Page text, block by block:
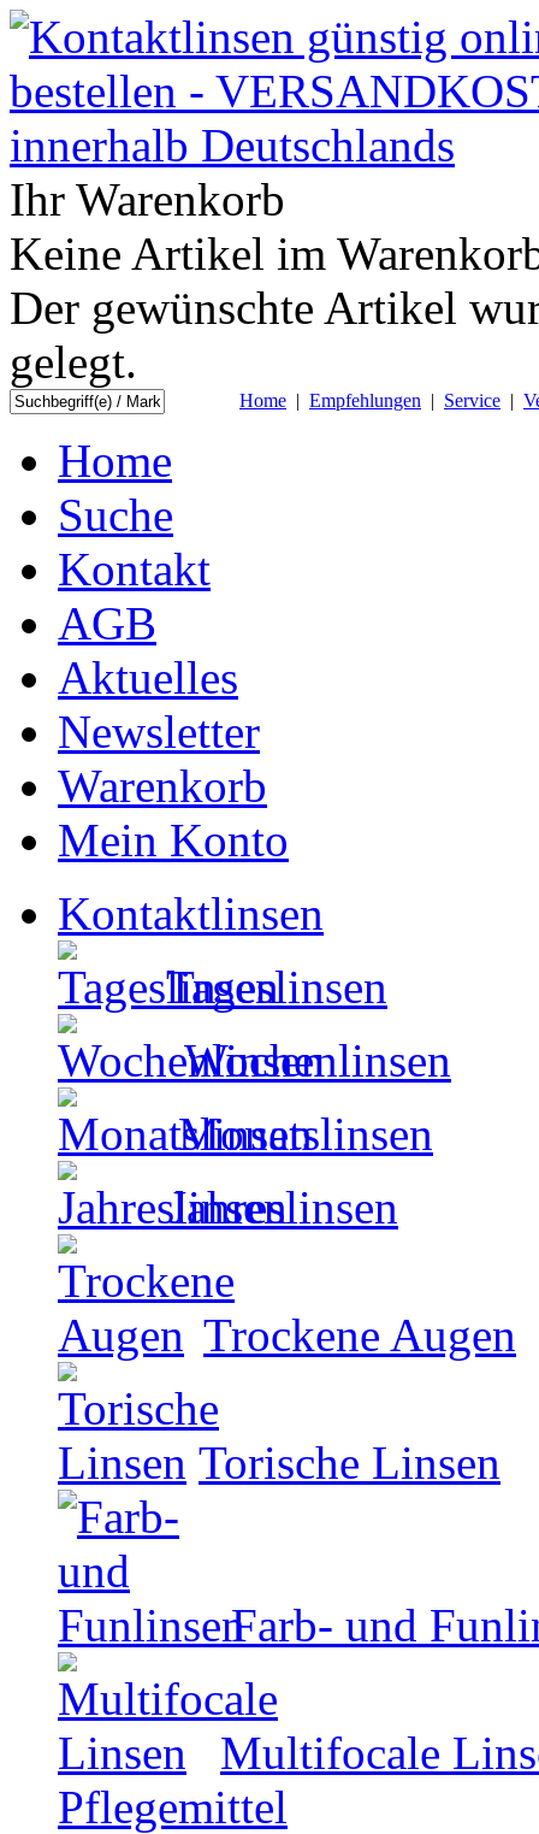
Ihr Warenkorb
Keine Artikel im
Der gewünschte Artikel
gelegt.
Home | Empfehlungen | Service |
Home
Suche
Kontakt
AGB
Aktuelles
Newsletter
Warenkorb
Mein Konto
Kontaktlinsen
Tageslinsen
Wochenlinsen
Monatslinsen
Jahreslinsen
Trockene Augen
Torische Linsen
Farb- und
Multifocale
Pflegemittel